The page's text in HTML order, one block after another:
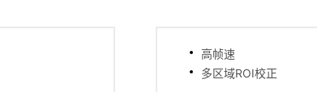
高帧速
多区域ROI校正